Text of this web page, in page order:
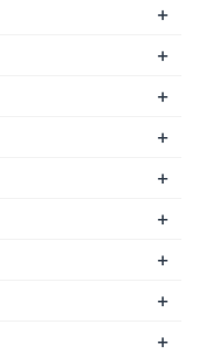
+
+
+
+
+
+
+
+
+